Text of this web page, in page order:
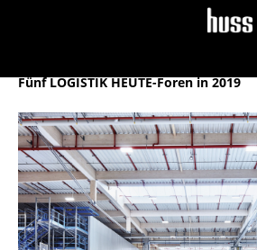
Jump to navigation
Fünf LOGISTIK HEUTE-Foren in 2019